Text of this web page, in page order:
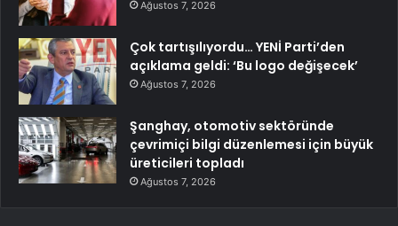
Ağustos 7, 2026
Çok tartışılıyordu… YENİ Parti’den
açıklama geldi: ‘Bu logo değişecek’
Ağustos 7, 2026
Şanghay, otomotiv sektöründe
çevrimiçi bilgi düzenlemesi için büyük
üreticileri topladı
Ağustos 7, 2026